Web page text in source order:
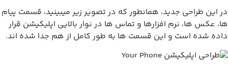
طراحی جدید، همانطور که در تصویر زیر میبینید، قسمت پیام
عکس ها، نرم افزارها و تماس ها در نوار بالایی اپلیکیشن قرار
شده است و این قسمت ها به طور کامل از هم جدا شده اند.